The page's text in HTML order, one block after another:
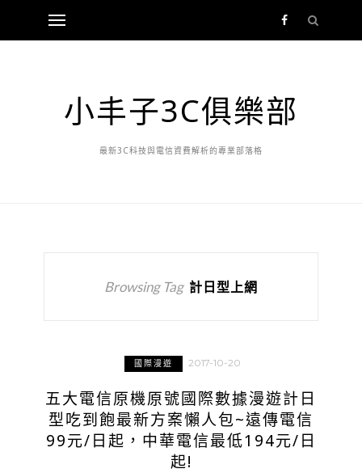
小丰子3C俱樂部
最新3C科技與電信資費解析的專業部落格
Browsing Tag 計日型上網
國際漫遊 2017-10-20
五大電信原機原號國際數據漫遊計日
型吃到飽最新方案懶人包~遠傳電信
99元/日起，中華電信最低194元/日
起!